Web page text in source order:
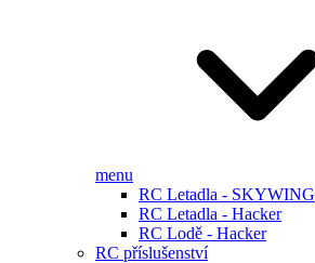
menu
RC Letadla - SKYWING
RC Letadla - Hacker
RC Lodě - Hacker
RC příslušenství